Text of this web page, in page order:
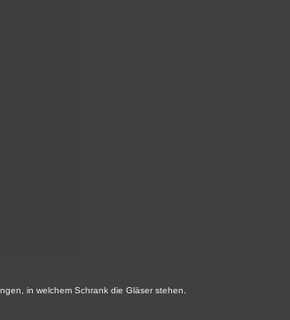
in welchem Schrank die Gläser stehen.